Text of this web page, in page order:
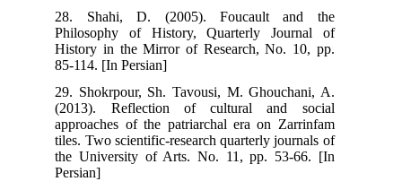
28. Shahi, D. (2005). Foucault and the
Philosophy of History, Quarterly Journal of
History in the Mirror of Research, No. 10, pp.
85-114. [In Persian]
29. Shokrpour, Sh. Tavousi, M. Ghouchani, A.
(2013). Reflection of cultural and social
approaches of the patriarchal era on Zarrinfam
tiles. Two scientific-research quarterly journals of
the University of Arts. No. 11, pp. 53-66. [In